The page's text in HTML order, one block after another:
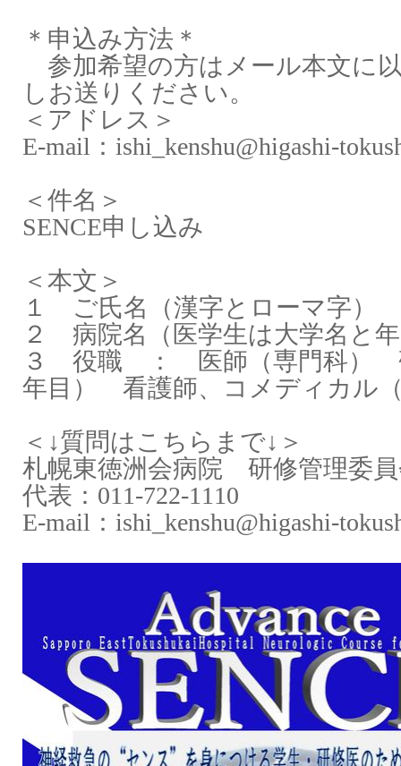
＊申込み方法＊
参加希望の方はメール本文に
しお送りください。
＜アドレス＞
E-mail ： ishi_kenshu@higashi-
＜件名＞
SENCE申し込み
＜本文＞
１ ご氏名（漢字とローマ字）
２ 病院名（医学生は大学名と
３ 役職 ： 医師（専門科）
年目） 看護師、コメディカル
＜↓質問はこちらまで↓＞
札幌東徳洲会病院 研修管理
代表：‪ 011-722-1110
E-mail ： ishi_ kenshu@higashi-